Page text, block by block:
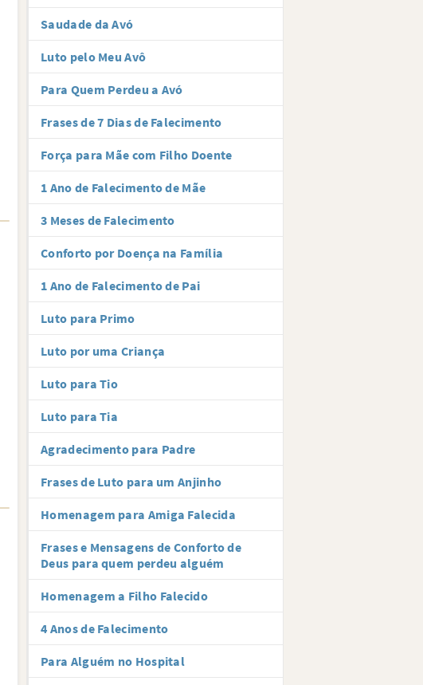
Saudade da Avó
Luto pelo Meu Avô
Para Quem Perdeu a Avó
Frases de 7 Dias de Falecimento
Força para Mãe com Filho Doente
1 Ano de Falecimento de Mãe
3 Meses de Falecimento
Conforto por Doença na Família
1 Ano de Falecimento de Pai
Luto para Primo
Luto por uma Criança
Luto para Tio
Luto para Tia
Agradecimento para Padre
Frases de Luto para um Anjinho
Homenagem para Amiga Falecida
Frases e Mensagens de Conforto de
Deus para quem perdeu alguém
Homenagem a Filho Falecido
4 Anos de Falecimento
Para Alguém no Hospital